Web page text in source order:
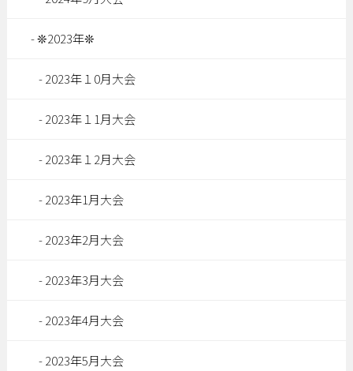
❊2023年❊
2023年１0月大会
2023年１1月大会
2023年１2月大会
2023年1月大会
2023年2月大会
2023年3月大会
2023年4月大会
2023年5月大会